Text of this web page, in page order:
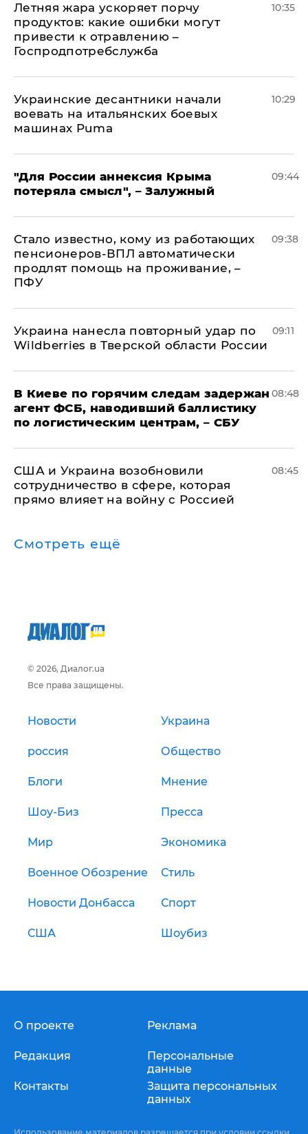
Летняя жара ускоряет порчу
продуктов: какие ошибки могут
привести к отравлению –
Госпродпотребслужба
10:35
Украинские десантники начали
воевать на итальянских боевых
машинах Puma
10:29
"Для России аннексия Крыма
потеряла смысл", – Залужный
09:44
Стало известно, кому из работающих
пенсионеров-ВПЛ автоматически
продлят помощь на проживание, –
ПФУ
09:38
Украина нанесла повторный удар по
Wildberries в Тверской области России
09:11
В Киеве по горячим следам задержан
агент ФСБ, наводивший баллистику
по логистическим центрам, – СБУ
08:48
США и Украина возобновили
сотрудничество в сфере, которая
прямо влияет на войну с Россией
08:45
Смотреть ещё
© 2026, Диалог.ua
Все права защищены.
Новости Украина
россия Общество
Блоги Мнение
Шоу-Биз Пресса
Мир Экономика
Военное Обозрение Стиль
Новости Донбасса Спорт
США Шоубиз
О проекте
Редакция
Контакты
Реклама
Персональные
данные
Защита персональных
данных